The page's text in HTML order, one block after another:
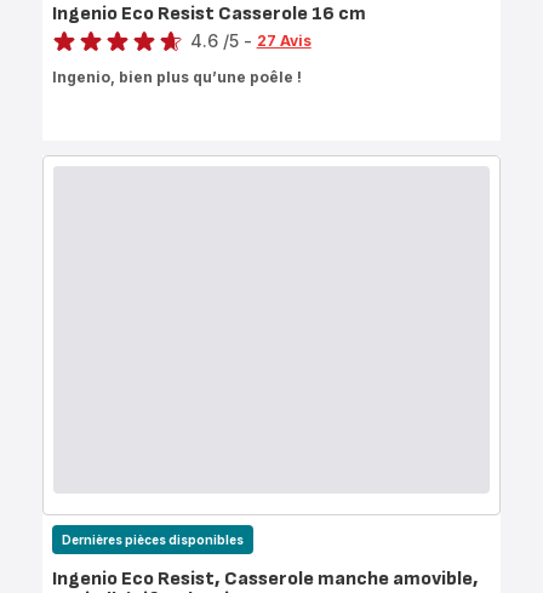
Ingenio Eco Resist Casserole 16 cm
Note
4.6 /5 - 27 Avis
Ingenio, bien plus qu’une poêle !
Dernières pièces disponibles
Ingenio Eco Resist, Casserole manche amovible,